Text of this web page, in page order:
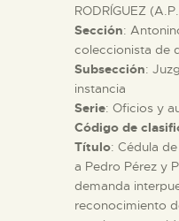
█
EL MUSEO
DIDÁCTICA
RODRÍGUEZ
Sección:
coleccionista de
Subsección:
instancia
Serie: Oficios y
Código de
Título: Cédula
a Pedro Pérez y
demanda
reconocimiento